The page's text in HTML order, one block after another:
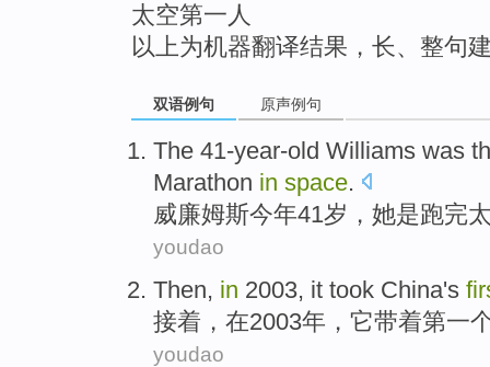
太空第一人
以上为机器翻译结果，长、整句
双语例句 原声例句
The 41-year-old Williams was
Marathon in space.
威廉姆斯今年41岁，她是跑完
youdao
Then, in 2003, it took China's
接着 ， 在2003年， 它带着第一
youdao